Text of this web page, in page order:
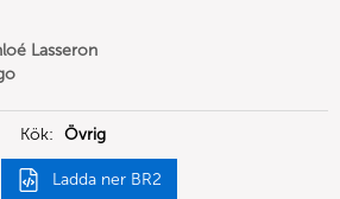
Lasseron
Kök: Övrig
Ladda ner BR2